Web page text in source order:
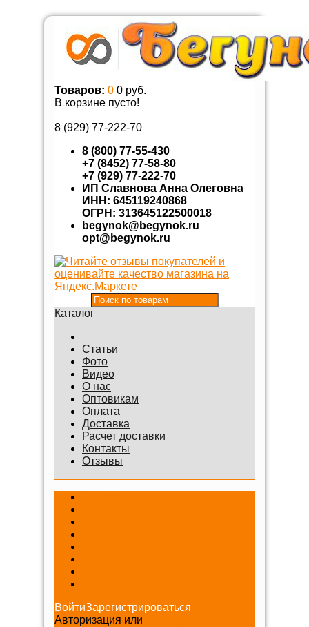
Товаров: 0 0 руб.
В корзине пусто!
8 (929) 77-222-70
8 (800) 77-55-430
+7 (8452) 77-58-80
+7 (929) 77-222-70
ИП Славнова Анна Олеговна
ИНН: 645119240868
ОГРН: 313645122500018
begynok@begynok.ru
opt@begynok.ru
Каталог
Статьи
Фото
Видео
О нас
Оптовикам
Оплата
Доставка
Расчет доставки
Контакты
Отзывы
ВойтиЗарегистрироваться
Авторизация или